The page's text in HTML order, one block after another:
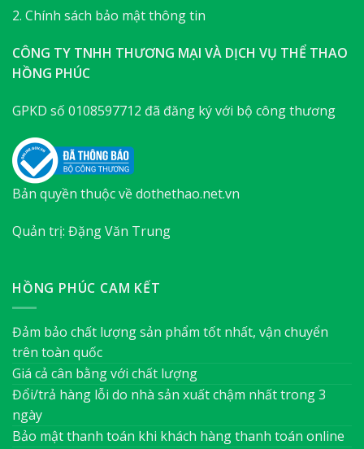
2. Chính sách bảo mật thông tin
CÔNG TY TNHH THƯƠNG MẠI VÀ DỊCH VỤ THỂ THAO
HỒNG PHÚC
GPKD số 0108597712 đã đăng ký với bộ công thương
Bản quyền thuộc về dothethao.net.vn
Quản trị: Đặng Văn Trung
HỒNG PHÚC CAM KẾT
Đảm bảo chất lượng sản phẩm tốt nhất, vận chuyển
trên toàn quốc
Giá cả cân bằng với chất lượng
Đổi/trả hàng lỗi do nhà sản xuất chậm nhất trong 3
ngày
Bảo mật thanh toán khi khách hàng thanh toán online